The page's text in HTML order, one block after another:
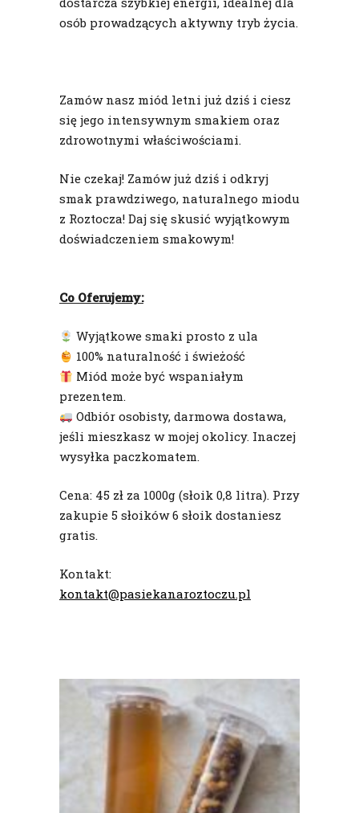
osób prowadzących aktywny tryb życia.
Zamów nasz miód letni już dziś i ciesz
się jego intensywnym smakiem oraz
zdrowotnymi właściwościami.
Nie czekaj! Zamów już dziś i odkryj
smak prawdziwego, naturalnego miodu
z Roztocza! Daj się skusić wyjątkowym
doświadczeniem smakowym!
Co Oferujemy:
Wyjątkowe smaki prosto z ula
100% naturalność i świeżość
Miód może być wspaniałym
prezentem.
Odbiór osobisty, darmowa dostawa,
jeśli mieszkasz w mojej okolicy. Inaczej
wysyłka paczkomatem.
Cena: 45 zł za 1000g (słoik 0,8 litra). Przy
zakupie 5 słoików 6 słoik dostaniesz
gratis.
Kontakt:
kontakt@pasiekanaroztoczu.pl